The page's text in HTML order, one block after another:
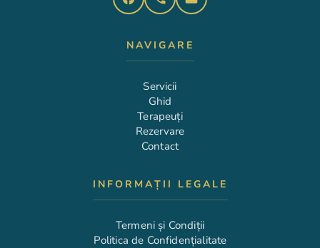
NAVIGARE
Servicii
Ghid
Terapeuți
Rezervare
Contact
INFORMAȚII LEGALE
Termeni și Condiții
Politica de Confidențialitate